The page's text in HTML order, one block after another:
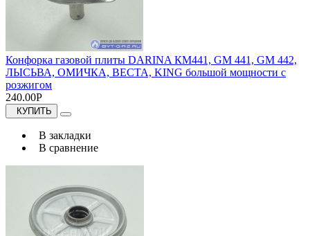
Конфорка газовой плиты DARINA КМ441, GM 441, GM 442,
ЛЫСЬВА, ОМИЧКА, ВЕСТА, KING большой мощности с
розжигом
240.00Р
КУПИТЬ
В закладки
В сравнение